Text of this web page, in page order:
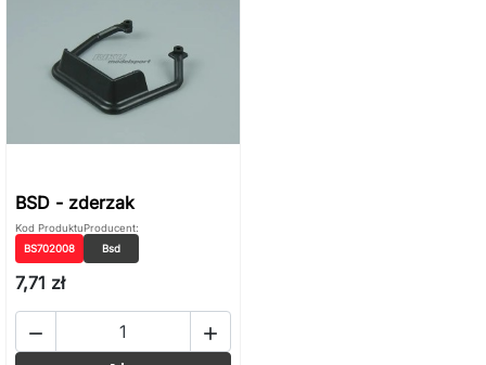
BSD - zderzak
Kod Produktu
BS702008
Producent:
Bsd
7,71 zł
 